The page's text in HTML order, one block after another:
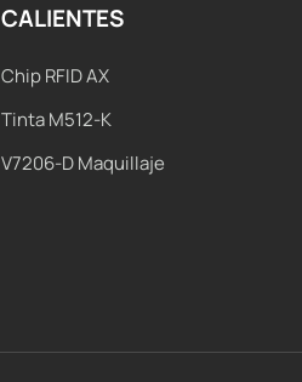
CALIENTES
Chip RFID AX
Tinta M512-K
V7206-D Maquillaje